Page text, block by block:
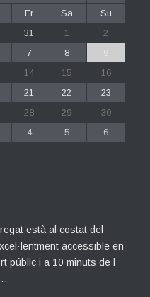
Fr Sa
Su
31 1
2
7 8
9
14 15
16
21 22
23
28 29
30
4 5 6
està al costat del
accessible en
públic i a 10 minuts de l